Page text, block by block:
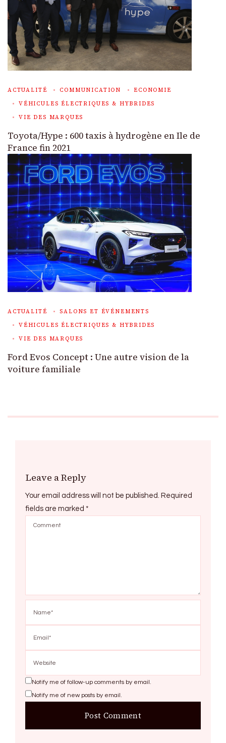
ACTUALITÉ COMMUNICATION
ECONOMIE
VÉHICULES ÉLECTRIQUES & HYBRIDES
VIE DES MARQUES
Toyota/Hype : 600 taxis à hydrogène en Ile de
France fin 2021
ACTUALITÉ
SALONS ET ÉVÉNEMENTS
VÉHICULES ÉLECTRIQUES & HYBRIDES
VIE DES MARQUES
Ford Evos Concept : Une autre vision de la
voiture familiale
Leave a Reply
Your email address will not be published. Required
fields are marked *
Notify me of follow-up comments by email.
Notify me of new posts by email.